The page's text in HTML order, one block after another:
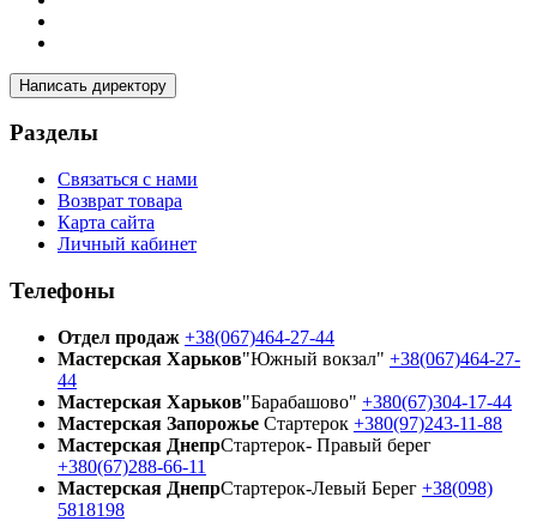
Написать директору
Разделы
Связаться с нами
Возврат товара
Карта сайта
Личный кабинет
Телефоны
Отдел продаж +38(067)464-27-44
Мастерская Харьков"Южный вокзал" +38(067)464-27-
44
Мастерская Харьков"Барабашово" +380(67)304-17-44
Мастерская Запорожье Стартерок +380(97)243-11-88
Мастерская ДнепрСтартерок- Правый берег
+380(67)288-66-11
Мастерская ДнепрСтартерок-Левый Берег +38(098)
5818198